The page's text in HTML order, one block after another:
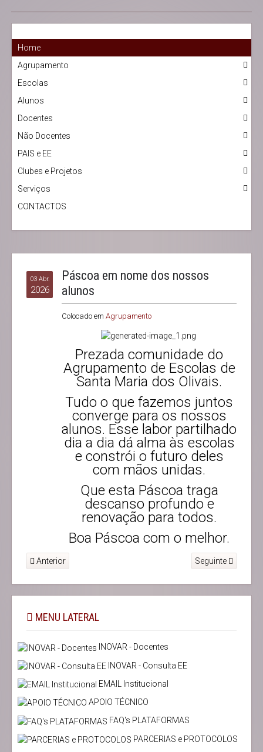
Home
Agrupamento
Escolas
Alunos
Docentes
Não Docentes
PAIS e EE
Clubes e Projetos
Serviços
CONTACTOS
03 Abr.
2026
Páscoa em nome dos nossos
alunos
Colocado em Agrupamento
Prezada comunidade do
Agrupamento de Escolas de
Santa Maria dos Olivais.
Tudo o que fazemos juntos
converge para os nossos
alunos. Esse labor partilhado
dia a dia dá alma às escolas
e constrói o futuro deles
com mãos unidas.
Que esta Páscoa traga
descanso profundo e
renovação para todos.
Boa Páscoa com o melhor.
Anterior Seguinte
MENU LATERAL
INOVAR - Docentes
INOVAR - Consulta EE
EMAIL Institucional
APOIO TÉCNICO
FAQ's PLATAFORMAS
PARCERIAS e PROTOCOLOS